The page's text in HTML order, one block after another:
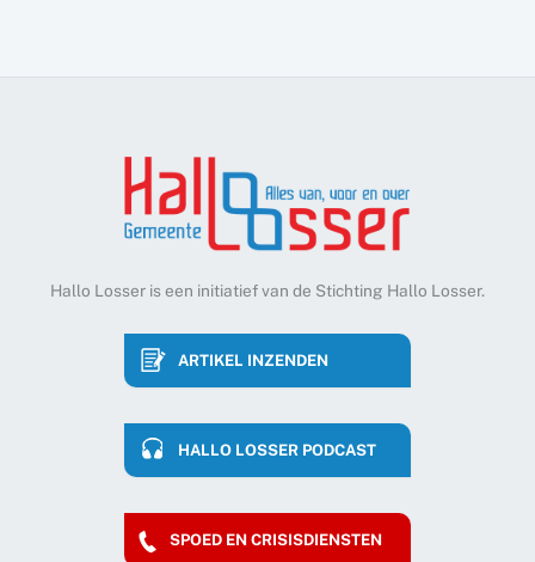
Hallo Losser is een initiatief van de Stichting Hallo Losser.
ARTIKEL INZENDEN
HALLO LOSSER PODCAST
SPOED EN CRISISDIENSTEN